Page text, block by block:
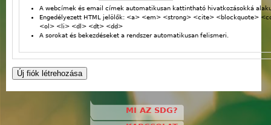
A webcímek és email címek automatikusan kattintható hivatkozásokká
Engedélyezett HTML jelölők: <a> <em> <strong> <cite> <blockquote>
<ol> <li> <dl> <dt> <dd>
A sorokat és bekezdéseket a rendszer automatikusan felismeri.
MI AZ SDG?